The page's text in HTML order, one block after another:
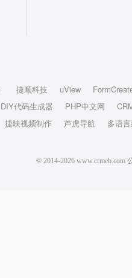
捷顺科技 uView
DIY代码生成器 PHP中文网
捷映视频制作 芦虎导航 多语
© 2014-2026